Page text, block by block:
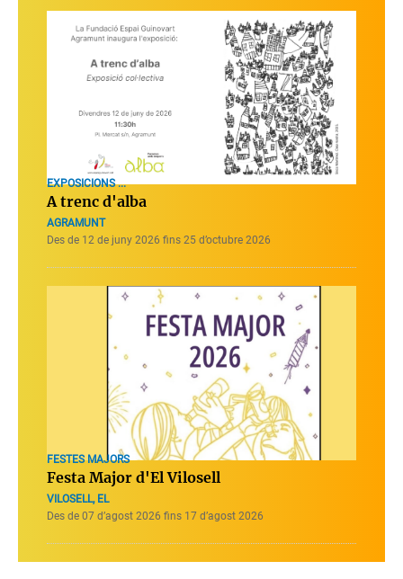
EXPOSICIONS ...
A trenc d'alba
AGRAMUNT
Des de 12 de juny 2026 fins 25 d’octubre 2026
FESTES MAJORS
Festa Major d'El Vilosell
VILOSELL, EL
Des de 07 d’agost 2026 fins 17 d’agost 2026